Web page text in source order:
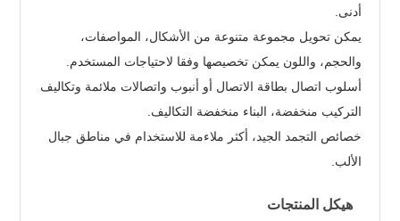
أدنى.
يمكن تحويل مجموعة متنوعة من الأشكال، المواصفات،
والحجم، واللون يمكن تخصيصها وفقا لاحتياجات المستخدم.
أسلوب اتصال بطاقة الاتصال أو أنبوب واتصالات ملائمة وتكاليف
التركيب منخفضة، البناء منخفضة التكاليف.
خصائص التجمد الجيد، أكثر ملاءمة للاستخدام في مناطق جبال
الألب.
هيكل المنتجات